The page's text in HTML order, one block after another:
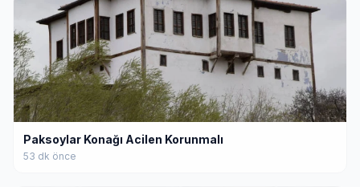
Paksoylar Konağı Acilen Korunmalı
53 dk önce